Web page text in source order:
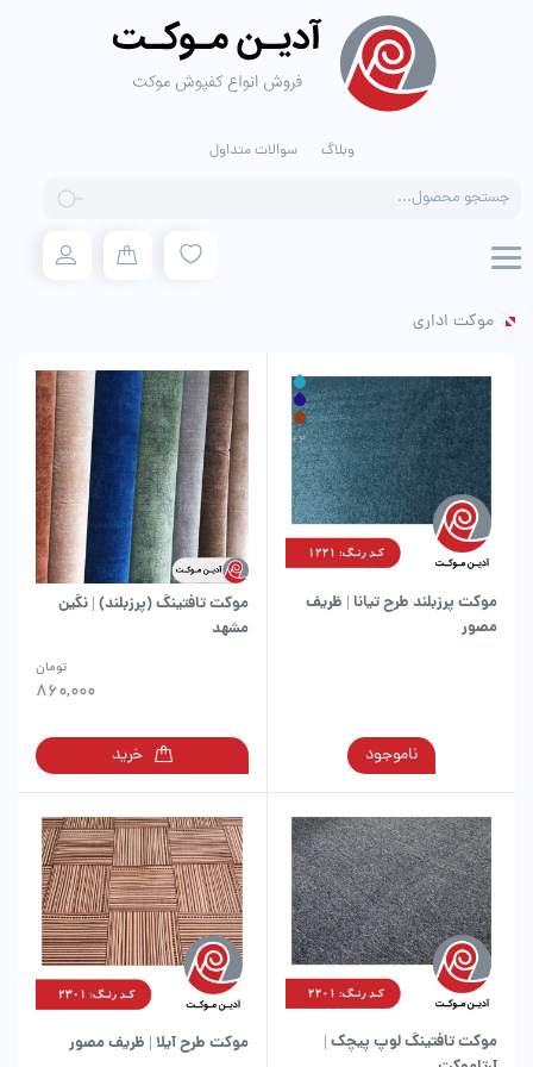
وبلاگ سوالات متداول
search
موکت اداری
موکت پرزبلند طرح تیانا | ظریف
مصور
ناموجود
دارای
انواع
مختلفی
می
باشد.
گزینه
ها
ممکن
است
صفحه
موکت تافتینگ (پرزبلند) | نگین
مشهد
860,000
تومان
خرید
انواع
می
باشد.
گزینه
ها
ممکن
است
در
صفحه
محصول
انتخاب
شوند
موکت تافتینگ لوپ پیچک |
موکت طرح آیلا | ظریف مصور